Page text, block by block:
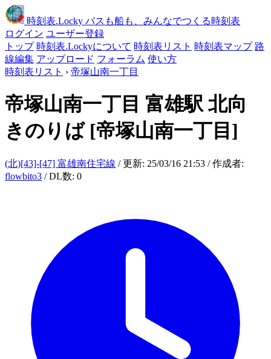
時刻表.Locky バスも船も、みんなでつくる時刻表
ログイン ユーザー登録
トップ 時刻表.Lockyについて 時刻表リスト 時刻表マップ 路
線編集 アップロード フォーラム 使い方
時刻表リスト › 帝塚山南一丁目
帝塚山南一丁目 富雄駅 北向
きのりば [帝塚山南一丁目]
(北)[43]-[47] 富雄南住宅線 / 更新: 25/03/16 21:53 / 作成者:
flowbito3 / DL数: 0